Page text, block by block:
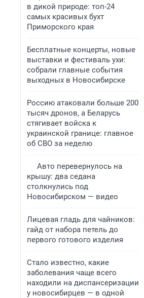
в дикой природе: топ-24
самых красивых бухт
Приморского края
Бесплатные концерты, новые
выставки и фестиваль ухи:
собрали главные события
выходных в Новосибирске
Россию атаковали больше 200
тысяч дронов, а Беларусь
стягивает войска к
украинской границе: главное
об СВО за неделю
Авто перевернулось на
крышу: два седана
столкнулись под
Новосибирском — видео
Лицевая гладь для чайников:
гайд от набора петель до
первого готового изделия
Стало известно, какие
заболевания чаще всего
находили на диспансеризации
у новосибирцев — в одной